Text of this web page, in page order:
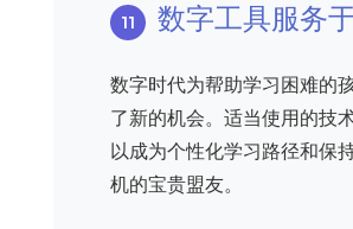
数字工具服务
数字时代为帮助学习困难的
了新的机会。适当使用的技
以成为个性化学习路径和保
机的宝贵盟友。